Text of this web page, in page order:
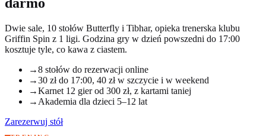
darmo
Dwie sale, 10 stołów Butterfly i Tibhar, opieka trenerska klubu
Griffin Spin z 1 ligi. Godzina gry w dzień powszedni do 17:00
kosztuje tyle, co kawa z ciastem.
→8 stołów do rezerwacji online
→30 zł do 17:00, 40 zł w szczycie i w weekend
→Karnet 12 gier od 300 zł, z kartami taniej
→ Akademia dla dzieci 5–12 lat
Zarezerwuj stół